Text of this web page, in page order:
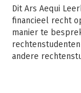
Dit Ars Aequi
financieel recht
manier te
andere